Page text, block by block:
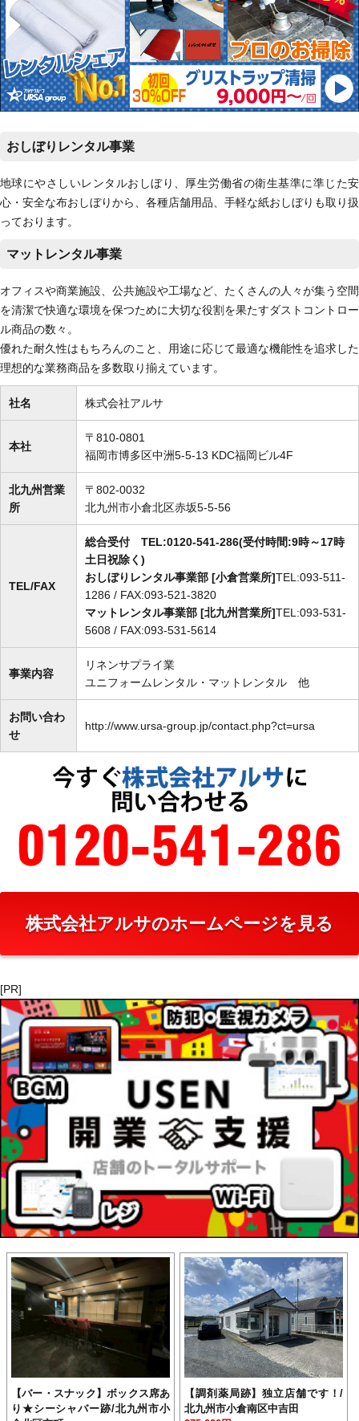
おしぼりレンタル事業
地球にやさしいレンタルおしぼり、厚生労働省の衛生基準に準じた安
心・安全な布おしぼりから、各種店舗用品、手軽な紙おしぼりも取り扱
っております。
マットレンタル事業
オフィスや商業施設、公共施設や工場など、たくさんの人々が集う空間
を清潔で快適な環境を保つために大切な役割を果たすダストコントロー
ル商品の数々。
優れた耐久性はもちろんのこと、用途に応じて最適な機能性を追求した
理想的な業務商品を多数取り揃えています。
社名 株式会社アルサ
本社
〒810-0801
福岡市博多区中洲5-5-13 KDC福岡ビル4F
北九州営業
所
〒802-0032
北九州市小倉北区赤坂5-5-56
TEL/FAX
総合受付 TEL:0120-541-286(受付時間:9時～17時
土日祝除く)
おしぼりレンタル事業部 [小倉営業所]TEL:093-511-
1286 / FAX:093-521-3820
マットレンタル事業部 [北九州営業所]TEL:093-531-
5608 / FAX:093-531-5614
事業内容
リネンサプライ業
ユニフォームレンタル・マットレンタル 他
お問い合わ
せ
http://www.ursa-group.jp/contact.php?ct=ursa
株式会社アルサのホームページを見る
[PR]
【バー・スナック】ボックス席あ
り★シーシャバー跡/北九州市小
【調剤薬局跡】独立店舗です！/
北九州市小倉南区中吉田